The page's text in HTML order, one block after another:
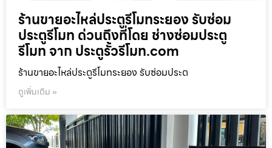
ร้านขายอะไหล่ประตูรีโมทระยอง รับซ่อม
ประตูรีโมท ด่วนถึงที่โดย ช่างซ่อมประตู
รีโมท จาก ประตูรั้วรีโมท.com
ร้านขายอะไหล่ประตูรีโมทระยอง รับซ่อมประต
ดูเพิ่มเติม »